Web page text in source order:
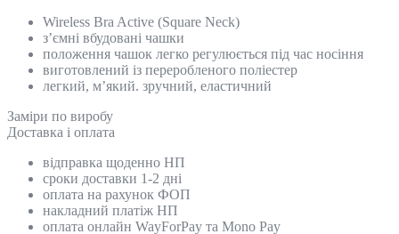
Wireless Bra Active (Square Neck)
з’ємні вбудовані чашки
положення чашок легко регулюється під час носіння
виготовлений із переробленого поліестер
легкий, м’який. зручний, еластичний
Замiри по виробу
Доставка і оплата
відправка щоденно НП
сроки доставки 1-2 дні
оплата на рахунок ФОП
накладний платіж НП
оплата онлайн WayForPay та Mono Pay